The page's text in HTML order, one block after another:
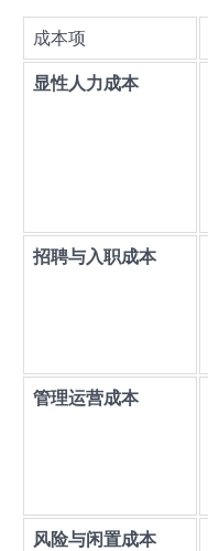
成本项
显性人力成本
招聘与入职成本
管理运营成本
风险与闲置成本